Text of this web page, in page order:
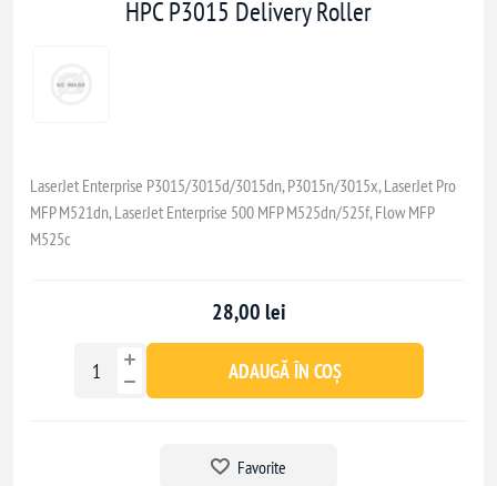
HPC P3015 Delivery Roller
LaserJet Enterprise P3015/3015d/3015dn, P3015n/3015x, LaserJet Pro
MFP M521dn, LaserJet Enterprise 500 MFP M525dn/525f, Flow MFP
M525c
28,00 lei
ADAUGĂ ÎN COȘ
Favorite